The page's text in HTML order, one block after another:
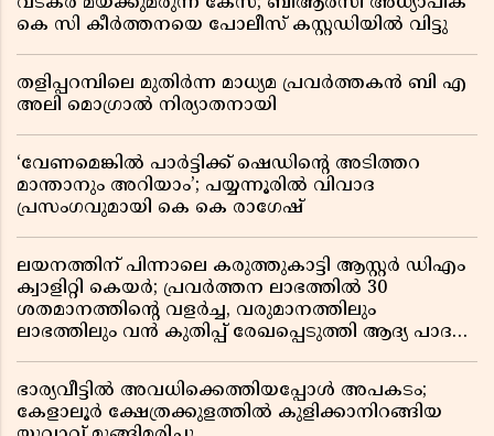
കെ സി കീർത്തനയെ പോലീസ് കസ്റ്റഡിയിൽ വിട്ടു
തളിപ്പറമ്പിലെ മുതിർന്ന മാധ്യമ പ്രവർത്തകൻ ബി എ
അലി മൊഗ്രാൽ നിര്യാതനായി
‘വേണമെങ്കിൽ പാർട്ടിക്ക് ഷെഡിൻ്റെ അടിത്തറ
മാന്താനും അറിയാം’; പയ്യന്നൂരിൽ വിവാദ
പ്രസംഗവുമായി കെ കെ രാഗേഷ്
ലയനത്തിന് പിന്നാലെ കരുത്തുകാട്ടി ആസ്റ്റർ ഡിഎം
ക്വാളിറ്റി കെയർ; പ്രവർത്തന ലാഭത്തിൽ 30
ശതമാനത്തിൻ്റെ വളർച്ച, വരുമാനത്തിലും
ലാഭത്തിലും വൻ കുതിപ്പ് രേഖപ്പെടുത്തി ആദ്യ പാദ
ഭാര്യവീട്ടിൽ അവധിക്കെത്തിയപ്പോൾ അപകടം;
കേളാലൂർ ക്ഷേത്രക്കുളത്തിൽ കുളിക്കാനിറങ്ങിയ